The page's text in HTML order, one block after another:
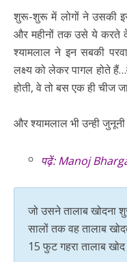
शुरू-शुरू में लोगों ने उसकी
और महीनों तक उसे ये करते
श्यामलाल ने इन सबकी
लक्ष्य को लेकर पागल होते
होती, वे तो बस एक ही चीज
और श्यामलाल भी उन्ही
पढ़ें:Manoj
जो उसने तालाब खोदना
सालों तक वह तालाब
15 फुट गहरा तालाब खोद